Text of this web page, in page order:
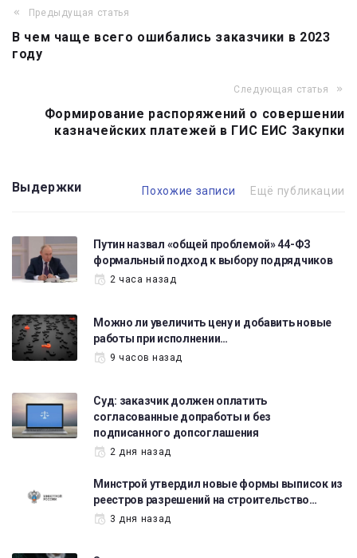
Навигация
по
записям
Предыдущая статья
В чем чаще всего ошибались заказчики в 2023
году
Следующая статья
Формирование распоряжений о совершении
казначейских платежей в ГИС ЕИС Закупки
Выдержки Похожие записи Ещё публикации
Путин назвал «общей проблемой» 44-ФЗ
формальный подход к выбору подрядчиков
2 часа назад
Можно ли увеличить цену и добавить новые
работы при исполнении…
9 часов назад
Суд: заказчик должен оплатить
согласованные допработы и без
подписанного допсоглашения
2 дня назад
Минстрой утвердил новые формы выписок из
реестров разрешений на строительство…
3 дня назад